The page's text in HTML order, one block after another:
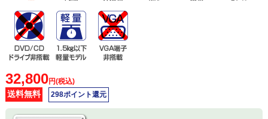
32,800円(税込)
送料無料 298ポイント還元